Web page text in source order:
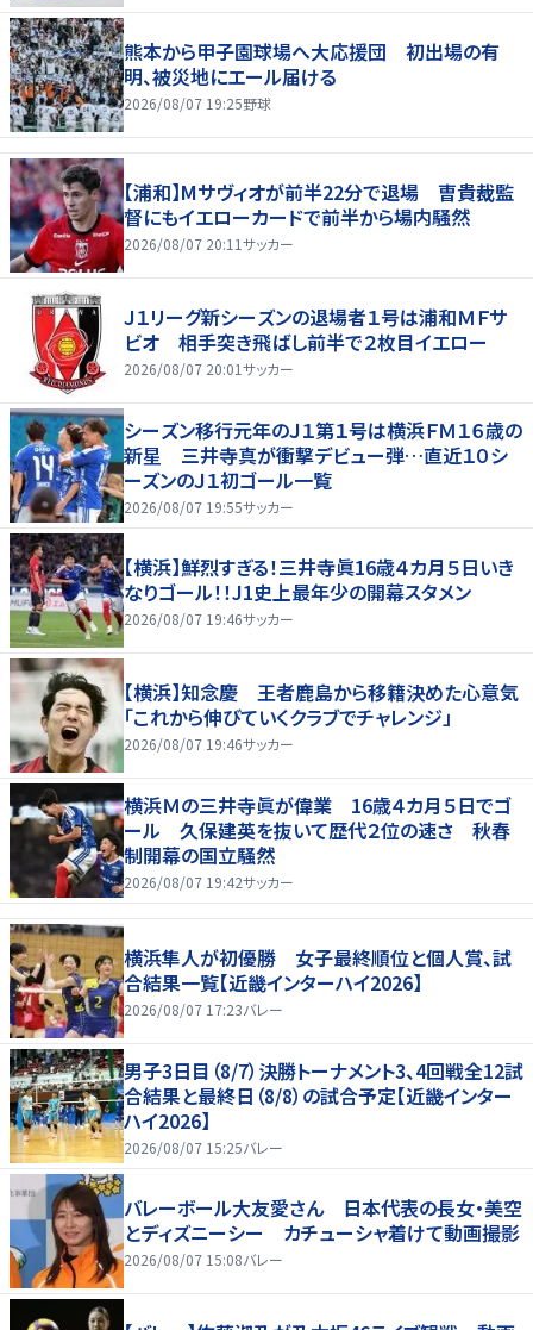
熊本から甲子園球場へ大応援団 初出場の有
明、被災地にエール届ける
2026/08/07 19:25野球
【浦和】Mサヴィオが前半22分で退場 曺貴裁監
督にもイエローカードで前半から場内騒然
2026/08/07 20:11サッカー
Ｊ１リーグ新シーズンの退場者１号は浦和ＭＦサ
ビオ 相手突き飛ばし前半で２枚目イエロー
2026/08/07 20:01サッカー
シーズン移行元年のＪ１第１号は横浜ＦＭ１６歳の
新星 三井寺真が衝撃デビュー弾…直近１０シ
ーズンのＪ１初ゴール一覧
2026/08/07 19:55サッカー
【横浜】鮮烈すぎる！三井寺眞16歳４カ月５日いき
なりゴール！！J1史上最年少の開幕スタメン
2026/08/07 19:46サッカー
【横浜】知念慶 王者鹿島から移籍決めた心意気
「これから伸びていくクラブでチャレンジ」
2026/08/07 19:46サッカー
横浜Ｍの三井寺眞が偉業 16歳４カ月５日でゴ
ール 久保建英を抜いて歴代２位の速さ 秋春
制開幕の国立騒然
2026/08/07 19:42サッカー
横浜隼人が初優勝 女子最終順位と個人賞、試
合結果一覧【近畿インターハイ2026】
2026/08/07 17:23バレー
男子3日目（8/7）決勝トーナメント3、4回戦全12試
合結果と最終日（8/8）の試合予定【近畿インター
ハイ2026】
2026/08/07 15:25バレー
バレーボール大友愛さん 日本代表の長女・美空
とディズニーシー カチューシャ着けて動画撮影
2026/08/07 15:08バレー